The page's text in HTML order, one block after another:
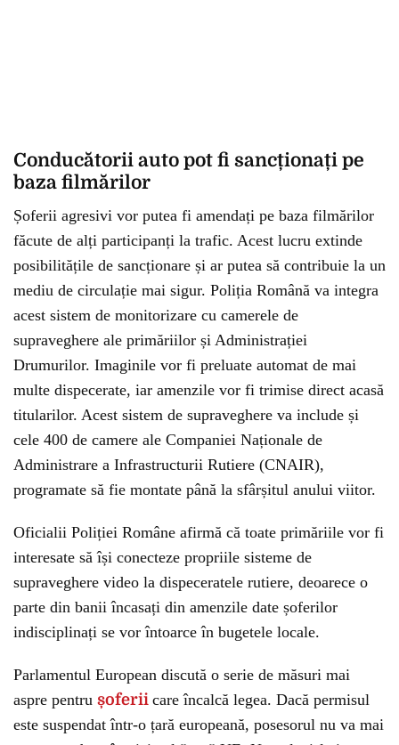
Conducătorii auto pot fi sancționați pe
baza filmărilor
Șoferii agresivi vor putea fi amendați pe baza filmărilor
făcute de alți participanți la trafic. Acest lucru extinde
posibilitățile de sancționare și ar putea să contribuie la un
mediu de circulație mai sigur. Poliția Română va integra
acest sistem de monitorizare cu camerele de
supraveghere ale primăriilor și Administrației
Drumurilor. Imaginile vor fi preluate automat de mai
multe dispecerate, iar amenzile vor fi trimise direct acasă
titularilor. Acest sistem de supraveghere va include și
cele 400 de camere ale Companiei Naționale de
Administrare a Infrastructurii Rutiere (CNAIR),
programate să fie montate până la sfârșitul anului viitor.
Oficialii Poliției Române afirmă că toate primăriile vor fi
interesate să își conecteze propriile sisteme de
supraveghere video la dispeceratele rutiere, deoarece o
parte din banii încasați din amenzile date șoferilor
indisciplinați se vor întoarce în bugetele locale.
Parlamentul European discută o serie de măsuri mai
aspre pentru șoferii care încalcă legea. Dacă permisul
este suspendat într-o țară europeană, posesorul nu va mai